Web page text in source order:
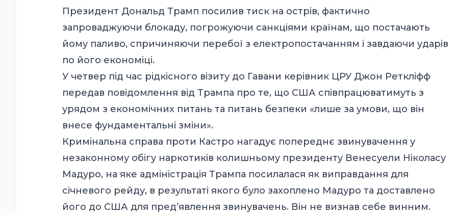
Президент Дональд Трамп посилив тиск на острів, фактично
запроваджуючи блокаду, погрожуючи санкціями країнам, що постачають
йому паливо, спричиняючи перебої з електропостачанням і завдаючи ударів
по його економіці.
У четвер під час рідкісного візиту до Гавани керівник ЦРУ Джон Реткліфф
передав повідомлення від Трампа про те, що США співпрацюватимуть з
урядом з економічних питань та питань безпеки «лише за умови, що він
внесе фундаментальні зміни».
Кримінальна справа проти Кастро нагадує попереднє звинувачення у
незаконному обігу наркотиків колишньому президенту Венесуели Ніколасу
Мадуро, на яке адміністрація Трампа посилалася як виправдання для
січневого рейду, в результаті якого було захоплено Мадуро та доставлено
його до США для пред’явлення звинувачень. Він не визнав себе винним.